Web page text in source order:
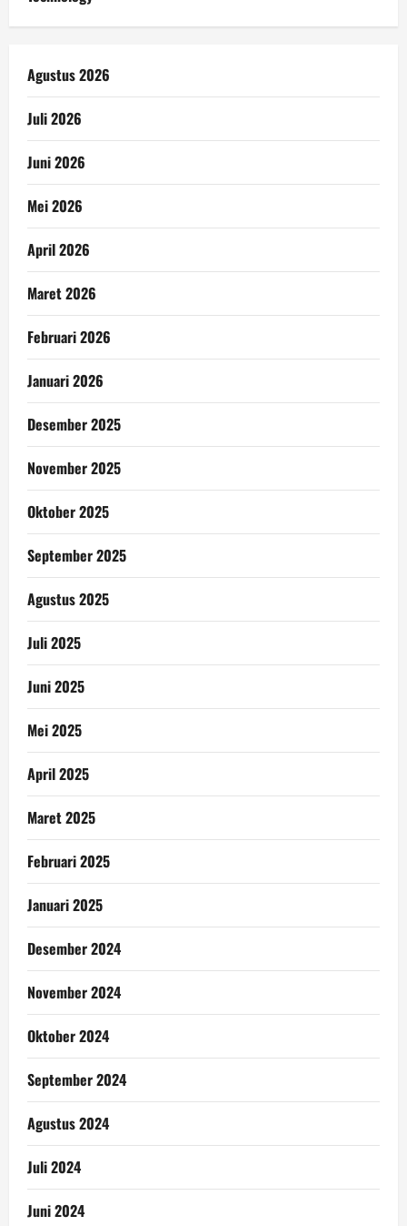
Agustus 2026
Juli 2026
Juni 2026
Mei 2026
April 2026
Maret 2026
Februari 2026
Januari 2026
Desember 2025
November 2025
Oktober 2025
September 2025
Agustus 2025
Juli 2025
Juni 2025
Mei 2025
April 2025
Maret 2025
Februari 2025
Januari 2025
Desember 2024
November 2024
Oktober 2024
September 2024
Agustus 2024
Juli 2024
Juni 2024